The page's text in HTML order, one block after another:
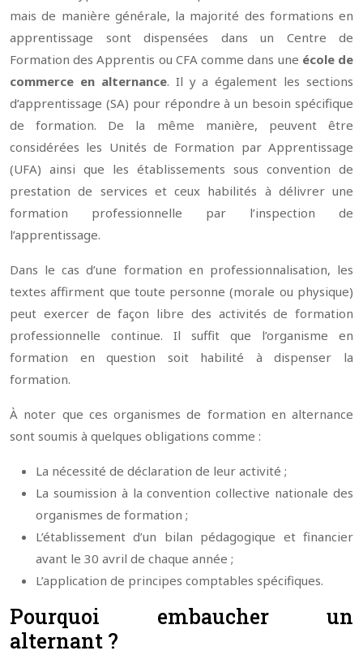
mais de manière générale, la majorité des formations en
apprentissage sont dispensées dans un Centre de
Formation des Apprentis ou CFA comme dans une école de
commerce en alternance. Il y a également les sections
d’apprentissage (SA) pour répondre à un besoin spécifique
de formation. De la même manière, peuvent être
considérées les Unités de Formation par Apprentissage
(UFA) ainsi que les établissements sous convention de
prestation de services et ceux habilités à délivrer une
formation professionnelle par l’inspection de
l’apprentissage.
Dans le cas d’une formation en professionnalisation, les
textes affirment que toute personne (morale ou physique)
peut exercer de façon libre des activités de formation
professionnelle continue. Il suffit que l’organisme en
formation en question soit habilité à dispenser la
formation.
À noter que ces organismes de formation en alternance
sont soumis à quelques obligations comme :
La nécessité de déclaration de leur activité ;
La soumission à la convention collective nationale des
organismes de formation ;
L’établissement d’un bilan pédagogique et financier
avant le 30 avril de chaque année ;
L’application de principes comptables spécifiques.
Pourquoi embaucher un
alternant ?